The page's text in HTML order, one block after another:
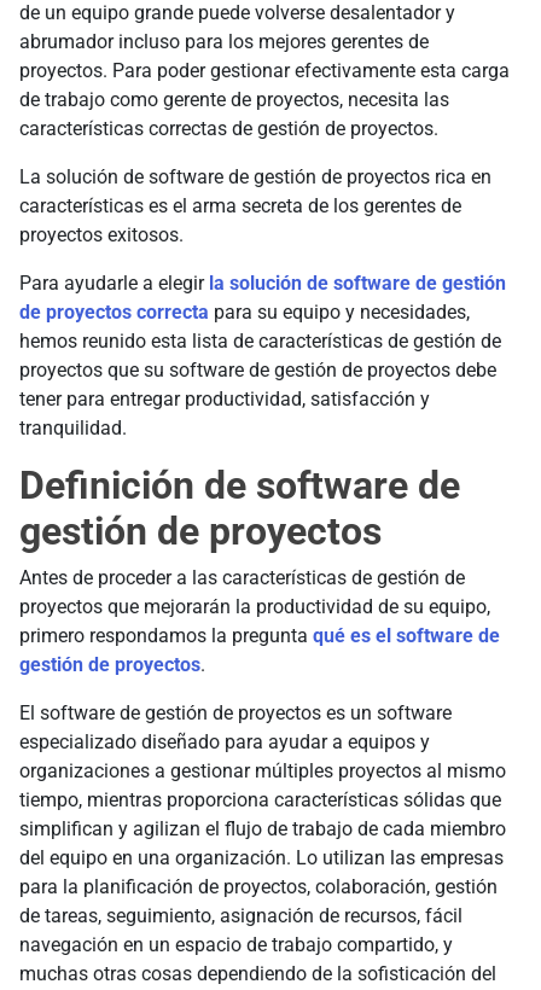
de un equipo grande puede volverse desalentador y
abrumador incluso para los mejores gerentes de
proyectos. Para poder gestionar efectivamente esta carga
de trabajo como gerente de proyectos, necesita las
características correctas de gestión de proyectos.
La solución de software de gestión de proyectos rica en
características es el arma secreta de los gerentes de
proyectos exitosos.
Para ayudarle a elegir la solución de software de gestión
de proyectos correcta para su equipo y necesidades,
hemos reunido esta lista de características de gestión de
proyectos que su software de gestión de proyectos debe
tener para entregar productividad, satisfacción y
tranquilidad.
Definición de software de
gestión de proyectos
Antes de proceder a las características de gestión de
proyectos que mejorarán la productividad de su equipo,
primero respondamos la pregunta qué es el software de
gestión de proyectos.
El software de gestión de proyectos es un software
especializado diseñado para ayudar a equipos y
organizaciones a gestionar múltiples proyectos al mismo
tiempo, mientras proporciona características sólidas que
simplifican y agilizan el flujo de trabajo de cada miembro
del equipo en una organización. Lo utilizan las empresas
para la planificación de proyectos, colaboración, gestión
de tareas, seguimiento, asignación de recursos, fácil
navegación en un espacio de trabajo compartido, y
muchas otras cosas dependiendo de la sofisticación del